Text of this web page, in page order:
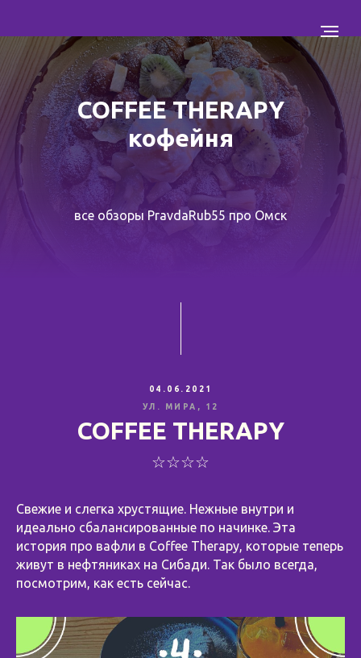
COFFEE THERAPY
кофейня
все обзоры PravdaRub55 про Омск
04.06.2021
УЛ. МИРА, 12
COFFEE THERAPY
☆☆☆☆
Свежие и слегка хрустящие. Нежные внутри и
идеально сбалансированные по начинке. Эта
история про вафли в Coffee Therapy, которые теперь
живут в нефтяниках на Сибади. Так было всегда,
посмотрим, как есть сейчас.